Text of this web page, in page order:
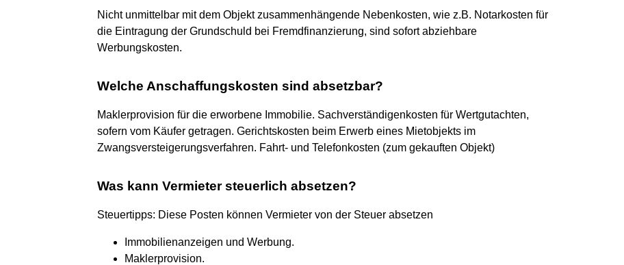
Nicht unmittelbar mit dem Objekt zusammenhängende Nebenkosten, wie z.B. Notarkosten für
die Eintragung der Grundschuld bei Fremdfinanzierung, sind sofort abziehbare
Werbungskosten.
Welche Anschaffungskosten sind absetzbar?
Maklerprovision für die erworbene Immobilie. Sachverständigenkosten für Wertgutachten,
sofern vom Käufer getragen. Gerichtskosten beim Erwerb eines Mietobjekts im
Zwangsversteigerungsverfahren. Fahrt- und Telefonkosten (zum gekauften Objekt)
Was kann Vermieter steuerlich absetzen?
Steuertipps: Diese Posten können Vermieter von der Steuer absetzen
Immobilienanzeigen und Werbung.
Maklerprovision.